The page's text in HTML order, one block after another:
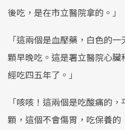
後吃，是在市立醫院拿的。」
「這兩個是血壓藥，白色的
顆早晚吃。這是署立醫院心
經吃四五年了。」
「咳咳！這兩個是吃酸痛的
顆，這個不會傷胃，吃保養的